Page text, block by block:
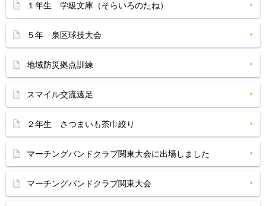
１年生 学級文庫（そらいろのたね）
５年 泉区球技大会
地域防災拠点訓練
スマイル交流遠足
２年生 さつまいも茶巾絞り
マーチングバンドクラブ関東大会に出場しました
マーチングバンドクラブ関東大会